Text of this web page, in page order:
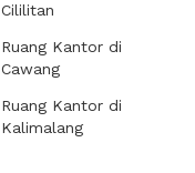
Cililitan
Ruang Kantor di
Cawang
Ruang Kantor di
Kalimalang